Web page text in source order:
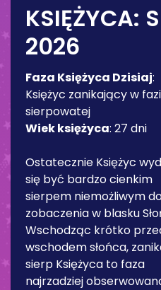
KSIĘŻYCA:
2026
Faza Księżyca Dzisiaj:
Księżyc zanikający w
sierpowatej
Wiek księżyca: 27 dni
Ostatecznie Księżyc
się być bardzo cienkim
sierpem niemożliwym
zobaczenia w blasku
Wschodząc krótko
wschodem słońca,
sierp Księżyca to faza
najrzadziej